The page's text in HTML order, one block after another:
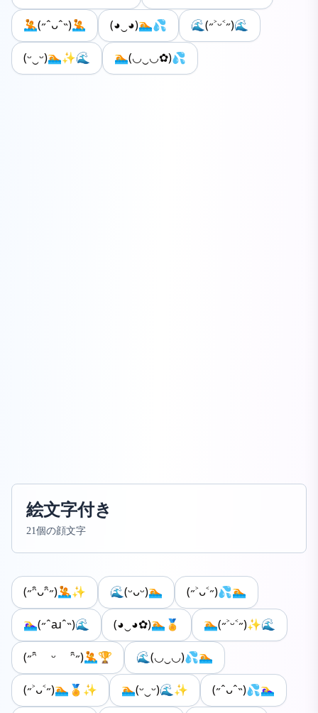
🤽(˶ˆᴗˆ˵)🤽 (◕‿◕)🏊💦 🌊(˶˃ᵕ˂˶)🌊
(ᵕ‿ᵕ)🏊✨🌊 🏊(◡‿◡✿)💦
絵文字付き
21個の顔文字
(˶ᵔ̑ᴗᵔ̑˶)🤽✨ 🌊(ᵕᴗᵕ)🏊 (˶˃ᴗ˂˶)💦🏊
🏊‍♀️(˶ˆꜷˆ˵)🌊 (◕‿◕✿)🏊🏅 🏊(˶˃ᵕ˂˶)✨🌊
(˶ᵔ̑ ᵕ ᵔ̑˶)🤽🏆 🌊(◡‿◡)💦🏊
(˶˃ᴗ˂˶)🏊🏅✨ 🏊(ᵕ‿ᵕ)🌊✨ (˶ˆᴗˆ˵)💦🏊‍♀️